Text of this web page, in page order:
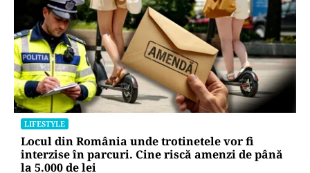
LIFESTYLE
Locul din România unde trotinetele vor fi
interzise în parcuri. Cine riscă amenzi de până
la 5.000 de lei